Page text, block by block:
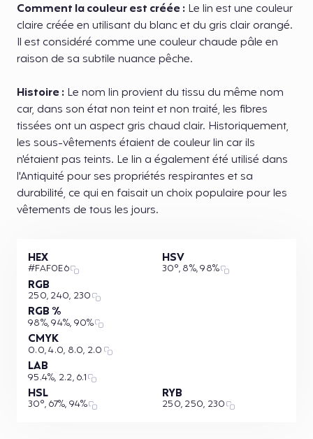
Comment la couleur est créée : Le lin est une couleur
claire créée en utilisant du blanc et du gris clair orangé.
Il est considéré comme une couleur chaude pâle en
raison de sa subtile nuance pêche.
Histoire : Le nom lin provient du tissu du même nom
car, dans son état non teint et non traité, les fibres
tissées ont un aspect gris chaud clair. Historiquement,
les sous-vêtements étaient de couleur lin car ils
n'étaient pas teints. Le lin a également été utilisé dans
l'Antiquité pour ses propriétés respirantes et sa
durabilité, ce qui en faisait un choix populaire pour les
vêtements de tous les jours.
HEX
#FAF0E6
RGB
250, 240, 230
RGB %
98%, 94%, 90%
CMYK
0.0, 4.0, 8.0, 2.0
LAB
95.4%, 2.2, 6.1
HSL
30°, 67%, 94%
HSV
30°, 8%, 98%
RYB
250, 250, 230